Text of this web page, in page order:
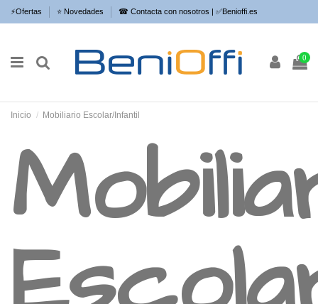
⚡​Ofertas ⭐​ Novedades ☎ Contacta con nosotros | ✅Benioffi.es
0
Inicio Mobiliario Escolar/Infantil